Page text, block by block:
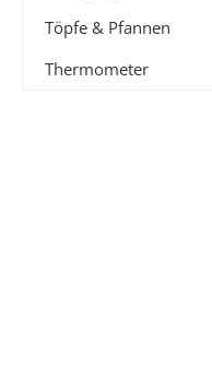
Töpfe & Pfannen
Thermometer